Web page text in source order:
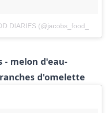
- melon d'eau-
d'omelette